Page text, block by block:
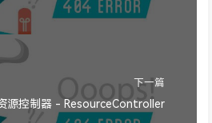
下一篇
源控制器 - ResourceController